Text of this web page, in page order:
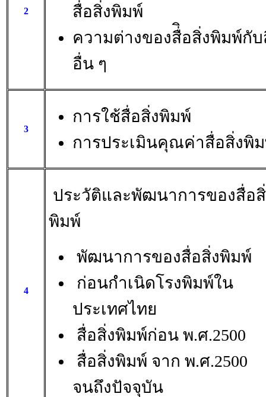
2
สื่อสิ่งพิมพ์
ความต่างของสื่ิอสิ่งพิมพ์กั
อื่น ๆ
3
การใช้สื่อสิ่งพิมพ์
การประเมินคุณค่าสื่อสิ่งพิ
4
ประวัติและพัฒนาการของสื่อ
พิมพ์
พัฒนาการของสื่อสิ่งพิมพ์
ก่อนกำเนิดโรงพิมพ์ใน
ประเทศไทย
สื่อสิ่งพิมพ์ก่อน พ.ศ.2500
สื่อสิ่งพิมพ์ จาก พ.ศ.2500
จนถึงปัจจุบัน